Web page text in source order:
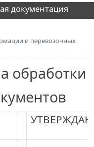
документация
и перевозочных
обработки